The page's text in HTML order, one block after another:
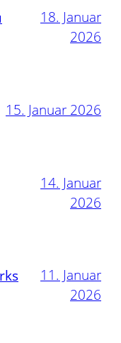
18. Januar
2026
15. Januar 2026
14. Januar
2026
11. Januar
2026